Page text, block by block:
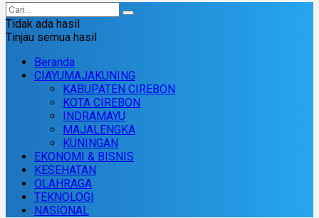
Tidak ada hasil
Tinjau semua hasil
Beranda
CIAYUMAJAKUNING
KABUPATEN CIREBON
KOTA CIREBON
INDRAMAYU
MAJALENGKA
KUNINGAN
EKONOMI & BISNIS
KESEHATAN
OLAHRAGA
TEKNOLOGI
NASIONAL